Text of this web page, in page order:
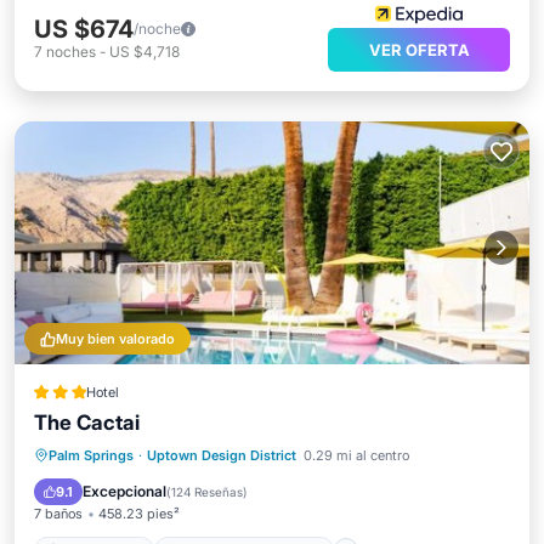
US $674/noche
7 noches - US $4,718 VER OFERTA
Muy bien valorado
Hotel
The Cactai
Palm Springs · Uptown Design District 0.29 mi al centro
9.1 Excepcional(124 Reseñas)
7 baños 458.23 pies²
Frente al mar
Bañera de hidromasaje
Desayuno
Aparcamiento